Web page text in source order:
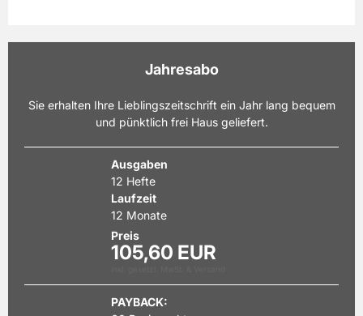
bietet Ihnen Blinker umfassende Berichte zum Thema
Hintergrundberichten und Reportagen im Blinker
Angler. Ein weiterer Schwerpunkt ist die Ausrüstung.
Schließlich gibt es stets Neuheiten auf dem Markt, mit
denen Sie Ihre Angeltechnik optimieren und Fangerfolge
vergrößern können. Mit den Testberichten im Blinker
behalten Sie auf diesem Gebiet stets den Überblick. Wenn
Sie sich für das Magazin Blinker im Abonnement
entscheiden, können Sie sich auch über attraktive Extras,
wie zum Beispiel DVDs zu Angler-Themen, freuen.
Jahresabo
Sie erhalten Ihre Lieblingszeitschrift ein Jahr lang bequem
und pünktlich frei Haus geliefert.
Ausgaben
12 Hefte
Laufzeit
12 Monate
Preis
105,60 EUR
PAYBACK: